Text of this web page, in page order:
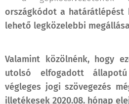
országkódot a határátlépést
lehető legközelebbi
Valamint közölnénk, hogy
utolsó elfogadott
végleges jogi szövegezés
illetékesek 2020.08. hónap